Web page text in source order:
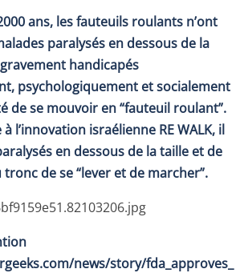
ans, les fauteuils roulants n’ont
paralysés en dessous de la
handicapés
psychologiquement et socialement
de se mouvoir en “fauteuil roulant”.
l’innovation israélienne RE WALK, il
en dessous de la taille et de
de se “lever et de marcher”.
news/story/fda_approves_